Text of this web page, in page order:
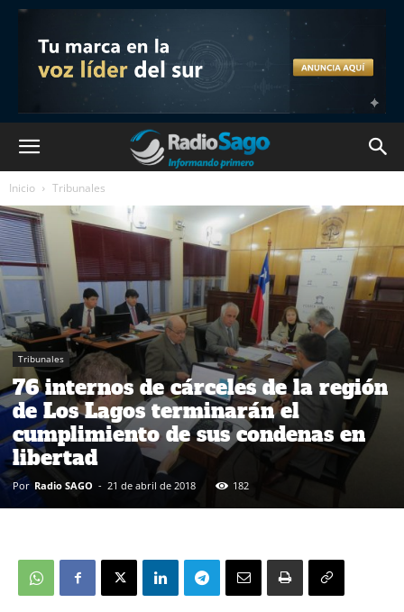
Inicio Tribunales
Tribunales
76 internos de cárceles de la región
de Los Lagos terminarán el
cumplimiento de sus condenas en
libertad
Por Radio SAGO - 21 de abril de 2018 182